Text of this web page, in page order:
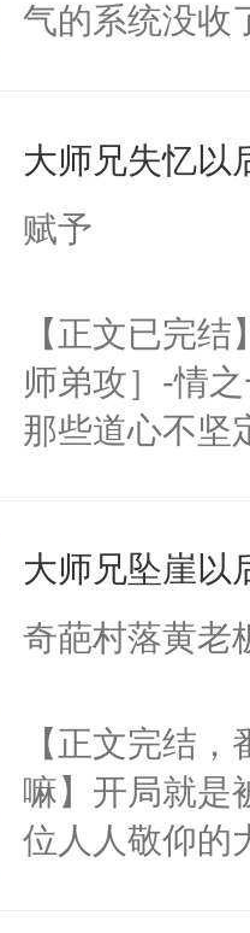
气的系统没收
用见人，因为
言神龙见首不
名蛇蛇，跟
不知道，那
头，魔尊墨宴
宴：柳折枝你
们竟然欺负
宴：要不你跟
来……“蛇蛇，
堂魔尊……行
位，当日就抢
神偏执：不许
大师兄失忆以
赋予
【正文已完
师弟攻］-情
那些道心不坚
妄。当他看到
白，这一切终
子，门下所
杀了同为魔道
绝于师门前。
了当年。回到
大师兄坠崖以
奇葩村落黄老
【正文完结
嘛】开局就是
位人人敬仰的